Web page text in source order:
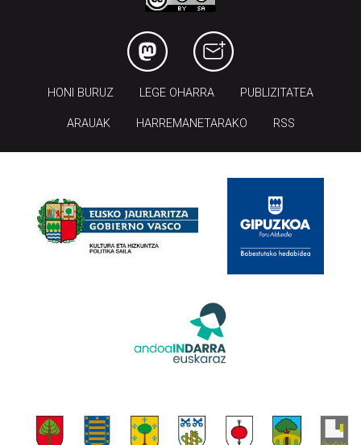
HONI BURUZ LEGE OHARRA PUBLIZITATEA
ARAUAK HARREMANETARAKO RSS